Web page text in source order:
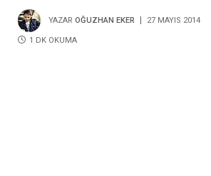
YAZAR OĞUZHAN EKER 27 MAYIS 2014
1 DK OKUMA